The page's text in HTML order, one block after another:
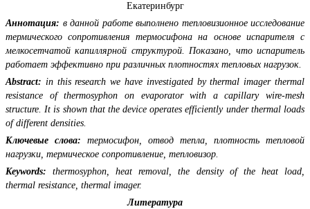
Екатеринбург
Аннотация: в данной работе выполнено тепловизионное исследование
термического сопротивления термосифона на основе испарителя с
мелкосетчатой капиллярной структурой. Показано, что испаритель
работает эффективно при различных плотностях тепловых нагрузок.
Abstract: in this research we have investigated by thermal imager thermal
resistance of thermosyphon on evaporator with a capillary wire-mesh
structure. It is shown that the device operates efficiently under thermal loads
of different densities.
Ключевые слова: термосифон, отвод тепла, плотность тепловой
нагрузки, термическое сопротивление, тепловизор.
Keywords: thermosyphon, heat removal, the density of the heat load,
thermal resistance, thermal imager.
Литература